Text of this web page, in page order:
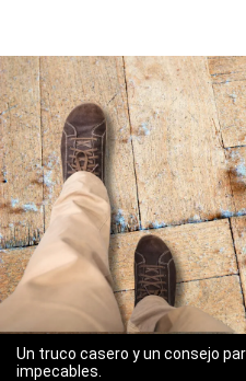
Un truco casero y un consejo
impecables.